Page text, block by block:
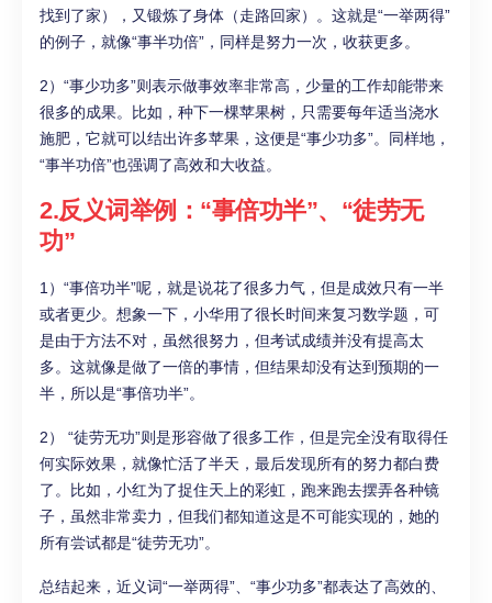
找到了家），又锻炼了身体（走路回家）。这就是“一举两得”
的例子，就像“事半功倍”，同样是努力一次，收获更多。
2）“事少功多”则表示做事效率非常高，少量的工作却能带来
很多的成果。比如，种下一棵苹果树，只需要每年适当浇水
施肥，它就可以结出许多苹果，这便是“事少功多”。同样地，
“事半功倍”也强调了高效和大收益。
2.反义词举例：“事倍功半”、“徒劳无
功”
1）“事倍功半”呢，就是说花了很多力气，但是成效只有一半
或者更少。想象一下，小华用了很长时间来复习数学题，可
是由于方法不对，虽然很努力，但考试成绩并没有提高太
多。这就像是做了一倍的事情，但结果却没有达到预期的一
半，所以是“事倍功半”。
2） “徒劳无功”则是形容做了很多工作，但是完全没有取得任
何实际效果，就像忙活了半天，最后发现所有的努力都白费
了。比如，小红为了捉住天上的彩虹，跑来跑去摆弄各种镜
子，虽然非常卖力，但我们都知道这是不可能实现的，她的
所有尝试都是“徒劳无功”。
总结起来，近义词“一举两得”、“事少功多”都表达了高效的、